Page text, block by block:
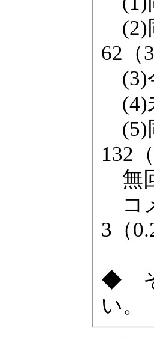
(2)
62（
(3)
(4)
(5)
132
無
コ
3（
◆ そ
い。